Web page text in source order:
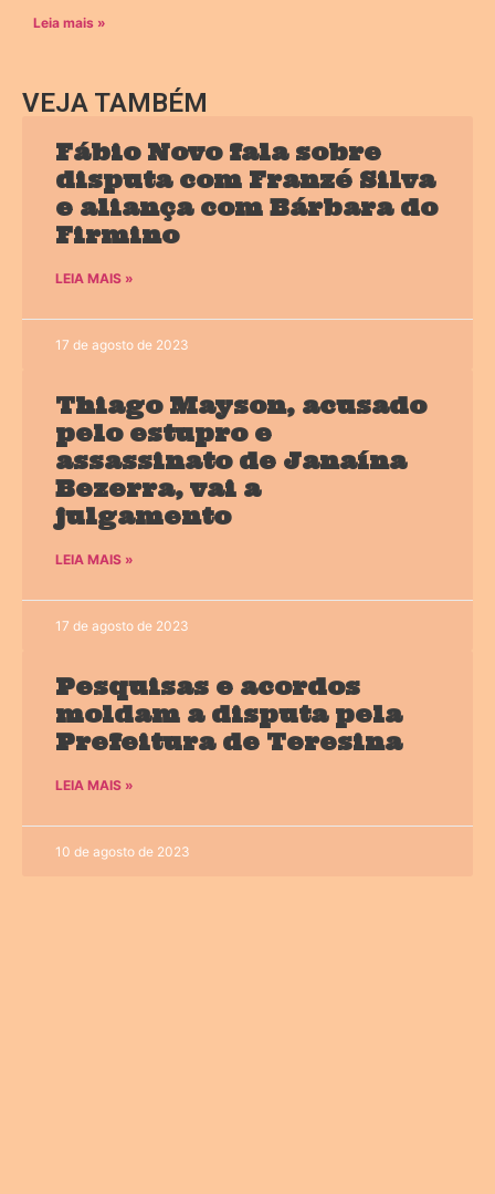
Leia mais »
VEJA TAMBÉM
Fábio Novo fala sobre
disputa com Franzé Silva
e aliança com Bárbara do
Firmino
LEIA MAIS »
17 de agosto de 2023
Thiago Mayson, acusado
pelo estupro e
assassinato de Janaína
Bezerra, vai a
julgamento
LEIA MAIS »
17 de agosto de 2023
Pesquisas e acordos
moldam a disputa pela
Prefeitura de Teresina
LEIA MAIS »
10 de agosto de 2023